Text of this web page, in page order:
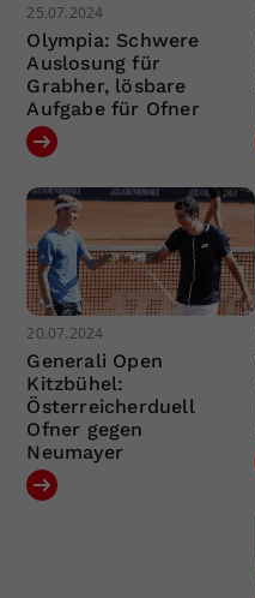
25.07.2024
Olympia: Schwere
Auslosung für
Grabher, lösbare
Aufgabe für Ofner
20.07.2024
Generali Open
Kitzbühel:
Österreicherduell
Ofner gegen
Neumayer